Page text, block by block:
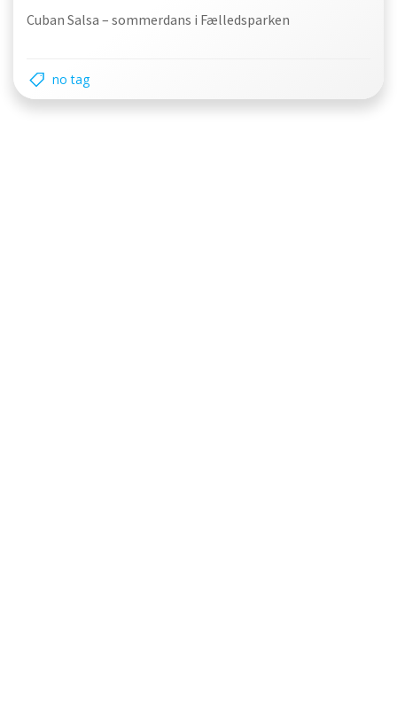
Cuban Salsa – sommerdans i Fælledsparken
no tag